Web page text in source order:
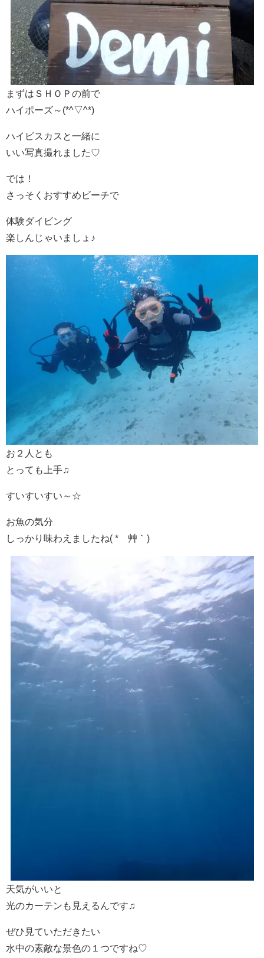
まずはＳＨＯＰの前で
ハイポーズ～(*^▽^*)
ハイビスカスと一緒に
いい写真撮れました♡
では！
さっそくおすすめビーチで
体験ダイビング
楽しんじゃいましょ♪
お２人とも
とっても上手♫
すいすいすい～☆
お魚の気分
しっかり味わえましたね( *´艸｀)
天気がいいと
光のカーテンも見えるんです♫
ぜひ見ていただきたい
水中の素敵な景色の１つですね♡